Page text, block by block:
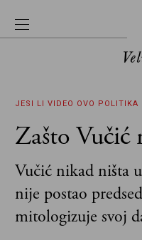
JESI LI VIDEO OVO POLITIKA
Zašto Vučić
Vučić nikad ništa
nije postao
mitologizuje svoj